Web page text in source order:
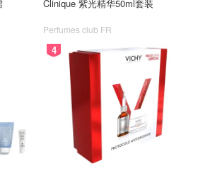
很强的热带病和传染病医疗资源。
University Hospital 的热带与传
的 Liverpool School of Tropical
一旦有人真的出现症状，这一带有足
以快速处理，所以英国卫生部门认为
病毒”，其实它并不是什么新病毒。
传播，比如接触老鼠排泄物、被污染
烧、肌肉痛、呼吸问题甚至肾脏问
Clinique 紫光精华50ml套装
Perfumes club FR
4